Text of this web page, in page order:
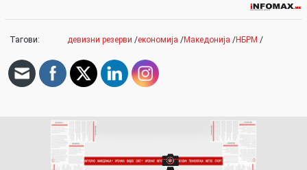
Тагови: девизни резерви /економија /Македонија /НБРМ /